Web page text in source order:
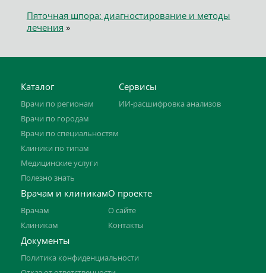
Пяточная шпора: диагностирование и методы
лечения »
Каталог
Врачи по регионам
Врачи по городам
Врачи по специальностям
Клиники по типам
Медицинские услуги
Полезно знать
Сервисы
ИИ-расшифровка анализов
Врачам и клиникам
Врачам
Клиникам
О проекте
О сайте
Контакты
Документы
Политика конфиденциальности